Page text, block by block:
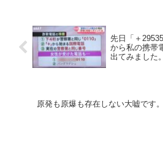
先日「＋
から私の携帯
出てみました
原発も原爆も存在しない大嘘です。